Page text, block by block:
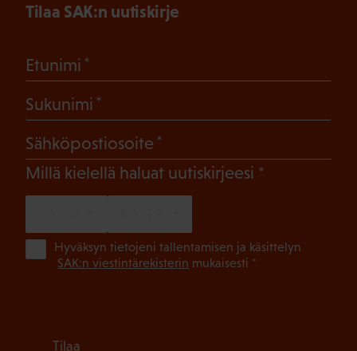
Tilaa SAK:n uutiskirje
Etunimi
Sukunimi
Sähköpostiosoite
Millä kielellä haluat uutiskirjeesi (Pakollinen)
Hyväksyn tietojeni tallentamisen ja käsittelyn
SAK:n viestintärekisterin mukaisesti *
Tilaa